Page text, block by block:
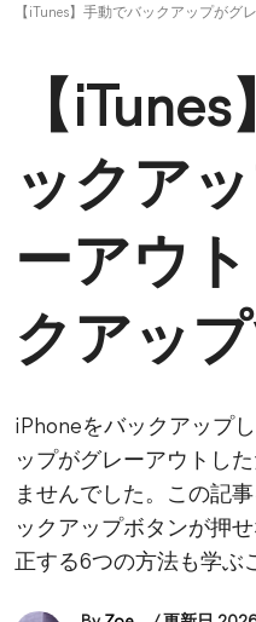
【iTunes】手動でバックアップがグ
【
ックア
ーアウ
クアッ
iPhoneをバックアップ
ップがグレーアウトし
ませんでした。この記
ックアップボタンが押
正する6つの方法も学ぶ